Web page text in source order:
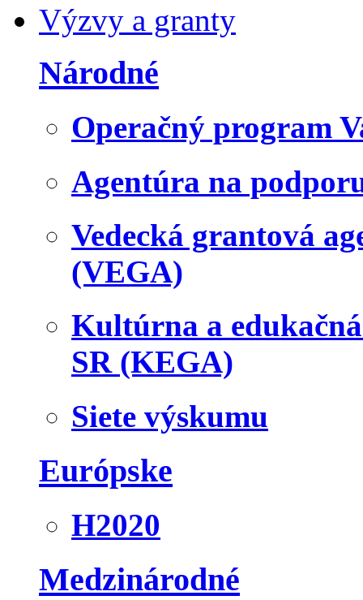
Výzvy a granty
Národné
Operačný program
Agentúra na
Vedecká grantová
(VEGA)
Kultúrna a
SR (KEGA)
Siete výskumu
Európske
H2020
Medzinárodné